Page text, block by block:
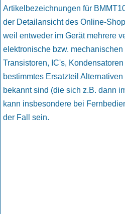
Artikelbezeichnungen für
der Detailansicht des Online-
weil entweder im Gerät mehrere
elektronische bzw.
Transistoren, IC's,
bestimmtes Ersatzteil
bekannt sind (die sich z.B. dann
kann insbesondere bei
der Fall sein.